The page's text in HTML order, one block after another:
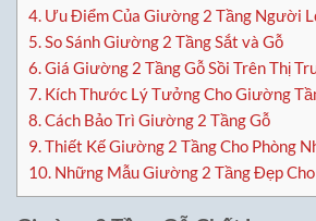
4. Ưu Điểm Của Giường 2 Tầng Người
5.So Sánh Giường 2 Tầng Sắt và Gỗ
6.Giá Giường 2 Tầng Gỗ Sồi Trên Thị
7. Kích Thước Lý Tưởng Cho Giường
8.Cách Bảo Trì Giường 2 Tầng Gỗ
9.Thiết Kế Giường 2 Tầng Cho Phòng
10. Những Mẫu Giường 2 Tầng Đẹp